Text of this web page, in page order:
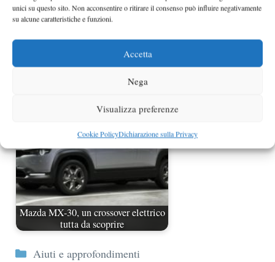
unici su questo sito. Non acconsentire o ritirare il consenso può influire negativamente
su alcune caratteristiche e funzioni.
Accetta
Nega
Visualizza preferenze
Cookie PolicyDichiarazione sulla Privacy
Nuovo Smart eScooter
Mazda MX-30, un crossover elettrico
tutta da scoprire
Categorie
Aiuti e approfondimenti